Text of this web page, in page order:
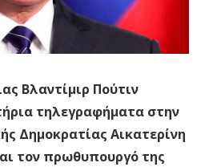
Βλαντίμιρ Πούτιν
τηλεγραφήματα στην
Δημοκρατίας Αικατερίνη
τον πρωθυπουργό της